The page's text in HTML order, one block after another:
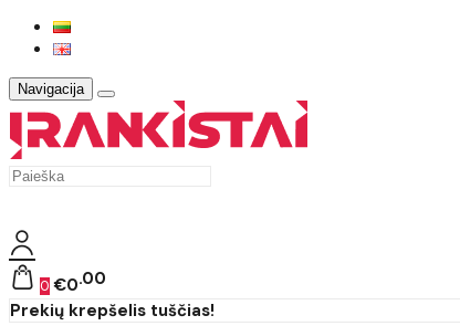
Navigacija
0 €0 00
Prekių krepšelis tuščias!